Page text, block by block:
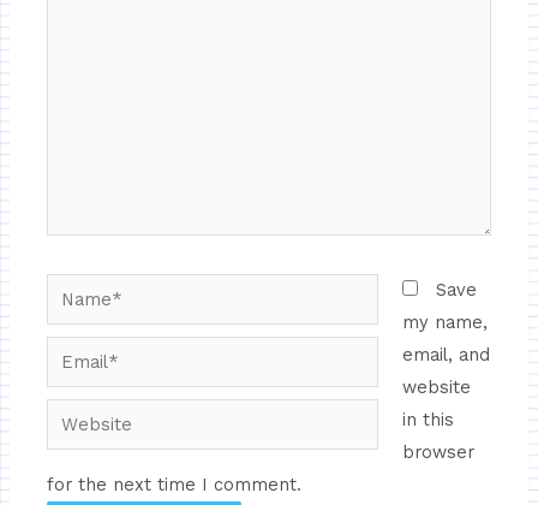
Save
my name,
email, and
website
in this
browser
for the next time I comment.